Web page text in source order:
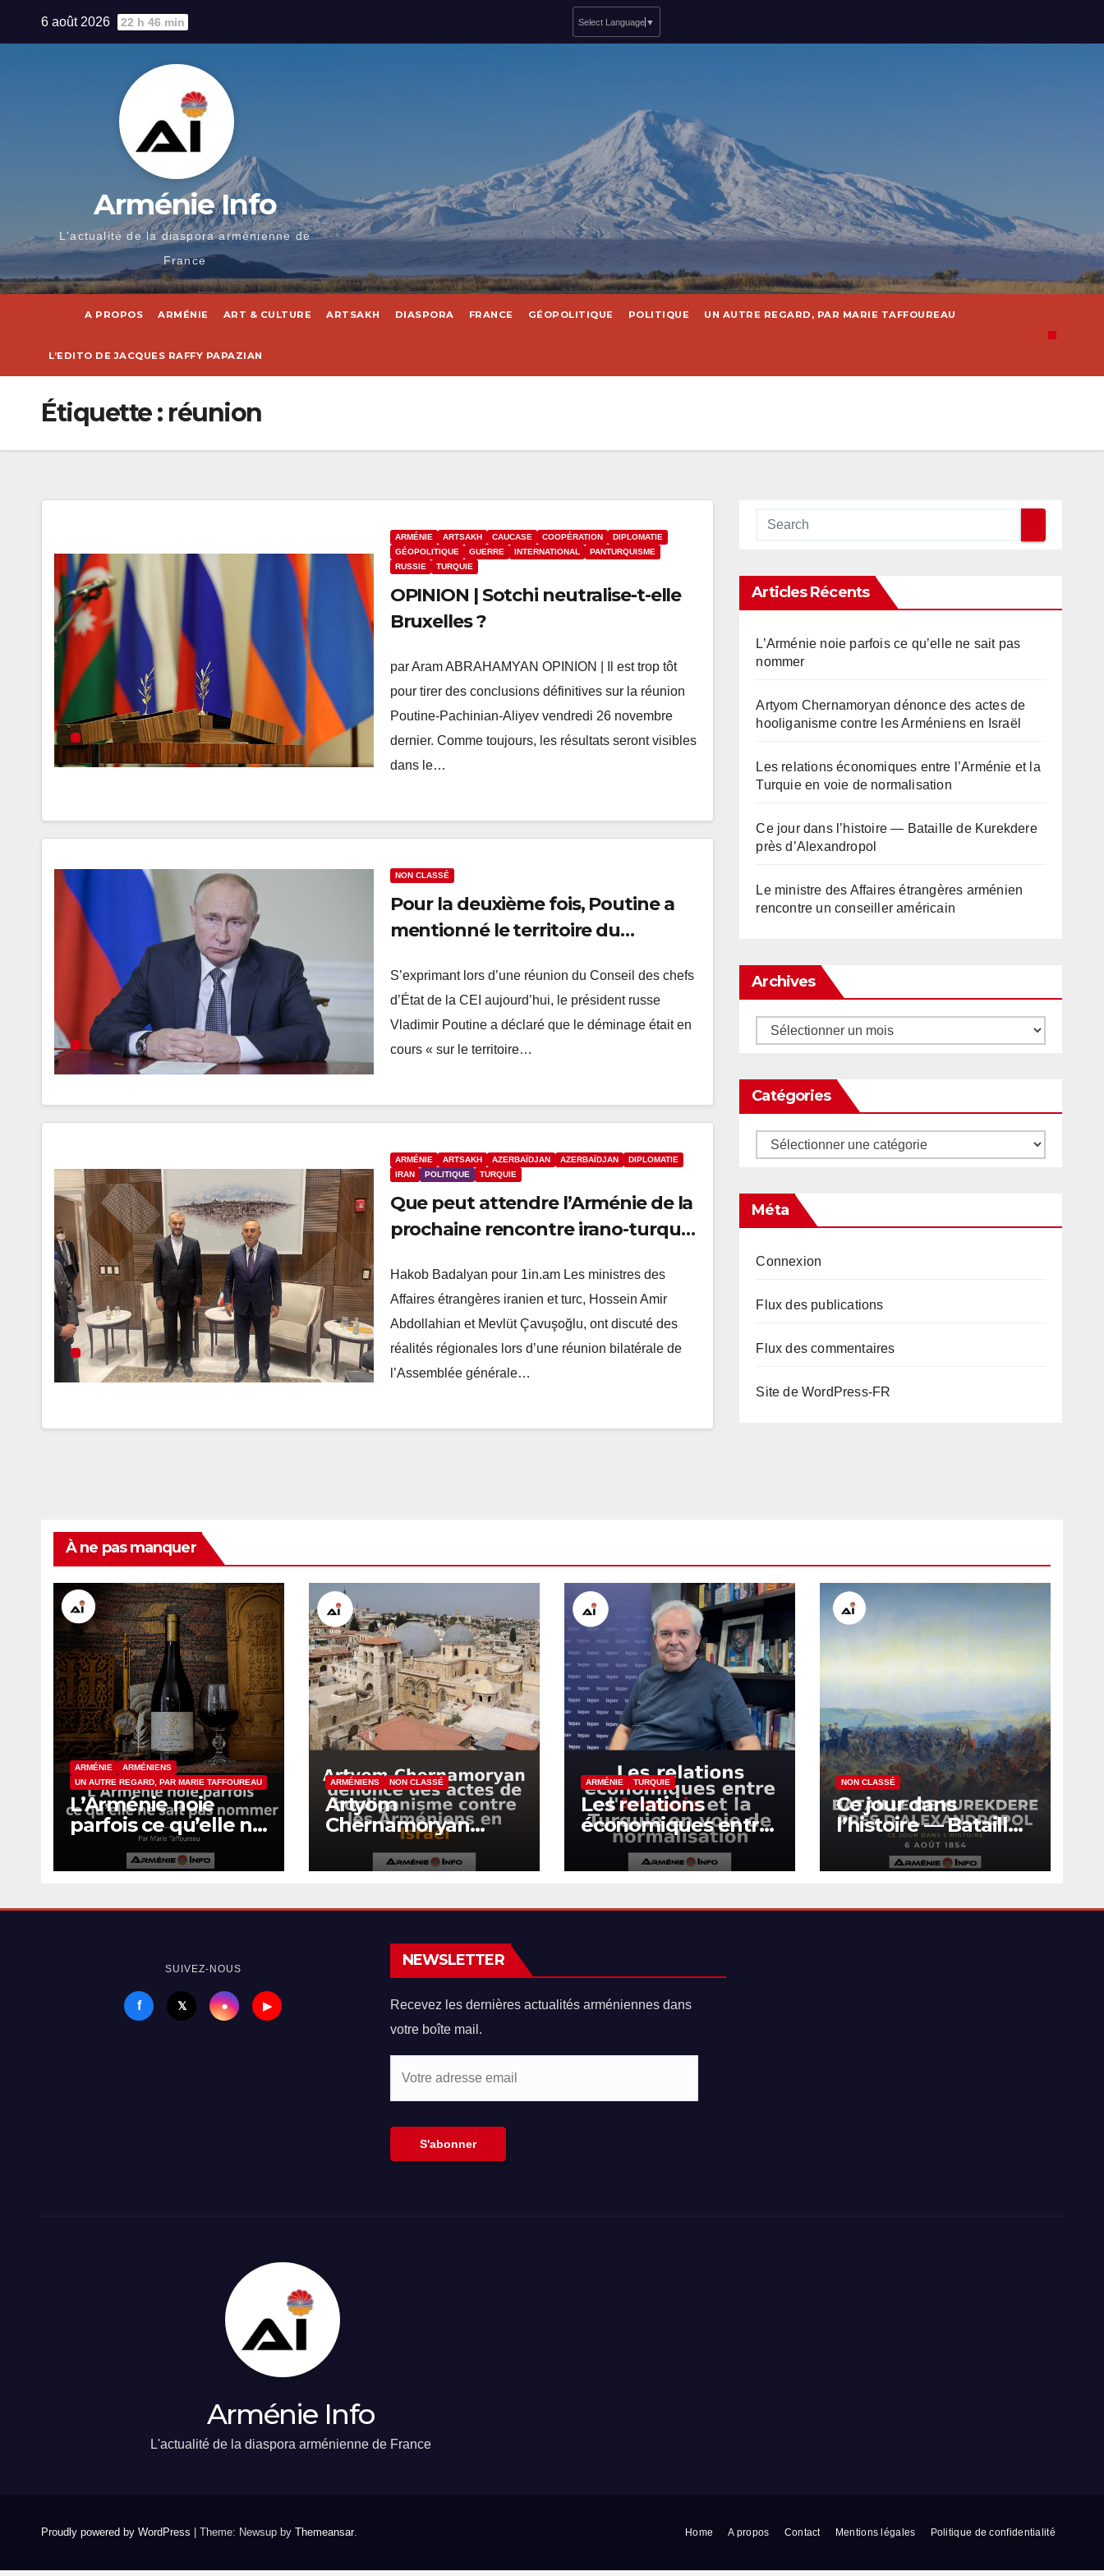
6 août 2026 22 h 46 min Select Language ▼
Arménie Info
L'actualité de la diaspora arménienne de
France
A PROPOS ARMÉNIE ART & CULTURE ARTSAKH DIASPORA FRANCE GÉOPOLITIQUE POLITIQUE UN AUTRE REGARD, PAR MARIE TAFFOUREAU
L’EDITO DE JACQUES RAFFY PAPAZIAN
Étiquette : réunion
ARMÉNIE ARTSAKH CAUCASE COOPÉRATION
DIPLOMATIE
GÉOPOLITIQUE
GUERRE INTERNATIONAL
PANTURQUISME
RUSSIE
TURQUIE
OPINION | Sotchi neutralise-t-elle
Bruxelles ?
par Aram ABRAHAMYAN OPINION | Il est trop tôt
pour tirer des conclusions définitives sur la réunion
Poutine-Pachinian-Aliyev vendredi 26 novembre
dernier. Comme toujours, les résultats seront visibles
dans le…
NON CLASSÉ
Pour la deuxième fois, Poutine a
mentionné le territoire du
S’exprimant lors d’une réunion du Conseil des chefs
d’État de la CEI aujourd’hui, le président russe
Vladimir Poutine a déclaré que le déminage était en
cours « sur le territoire…
ARMÉNIE ARTSAKH AZERBAÏDJAN AZERBAÏDJAN
DIPLOMATIE
IRAN
POLITIQUE TURQUIE
Que peut attendre l’Arménie de la
prochaine rencontre irano-turque
Hakob Badalyan pour 1in.am Les ministres des
Affaires étrangères iranien et turc, Hossein Amir
Abdollahian et Mevlüt Çavuşoğlu, ont discuté des
réalités régionales lors d’une réunion bilatérale de
l’Assemblée générale…
Articles Récents
L’Arménie noie parfois ce qu’elle ne sait pas
nommer
Artyom Chernamoryan dénonce des actes de
hooliganisme contre les Arméniens en Israël
Les relations économiques entre l’Arménie et la
Turquie en voie de normalisation
Ce jour dans l’histoire — Bataille de Kurekdere
près d’Alexandropol
Le ministre des Affaires étrangères arménien
rencontre un conseiller américain
Archives
Archives
Catégories
Catégories
Méta
Connexion
Flux des publications
Flux des commentaires
Site de WordPress-FR
À ne pas manquer
ARMÉNIE
ARMÉNIENS
UN AUTRE REGARD, PAR MARIE TAFFOUREAU
L’Arménie noie
parfois ce qu’elle ne
sait pas nommer
ARMÉNIENS NON CLASSÉ
Artyom
Chernamoryan
dénonce des actes
de hooliganisme
Arméniens en Israël
ARMÉNIE TURQUIE
Les relations
économiques entre
l’Arménie et la
Turquie en voie de
NON CLASSÉ
Ce jour dans
l’histoire — Bataille
de Kurekdere près
d’Alexandropol
SUIVEZ-NOUS
f 𝕏 ● ▶
NEWSLETTER
Recevez les dernières actualités arméniennes dans
votre boîte mail.
S'abonner
Arménie Info
L'actualité de la diaspora arménienne de France
Proudly powered by WordPress Theme: Newsup by Themeansar. Home A propos Contact Mentions légales Politique de confidentialité